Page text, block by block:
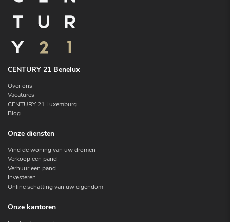
CENTURY 21 Benelux
Over ons
Vacatures
CENTURY 21 Luxemburg
Blog
Onze diensten
Vind de woning van uw dromen
Verkoop een pand
Verhuur een pand
Investeren
Online schatting van uw eigendom
Onze kantoren